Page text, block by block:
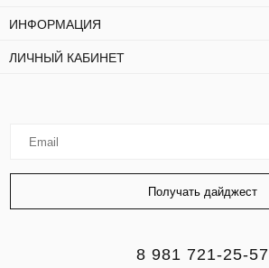
ИНФОРМАЦИЯ
ЛИЧНЫЙ КАБИНЕТ
8 981 721-25-57